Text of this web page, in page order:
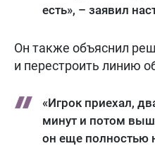
есть», – заявил
Он также объяснил
и перестроить линию
«Игрок приехал,
минут и потом
он еще полностью